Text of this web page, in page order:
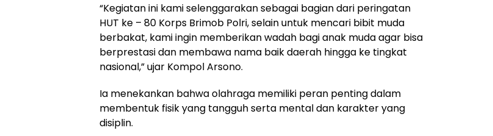
“Kegiatan ini kami selenggarakan sebagai bagian dari peringatan
HUT ke – 80 Korps Brimob Polri, selain untuk mencari bibit muda
berbakat, kami ingin memberikan wadah bagi anak muda agar bisa
berprestasi dan membawa nama baik daerah hingga ke tingkat
nasional,” ujar Kompol Arsono.
Ia menekankan bahwa olahraga memiliki peran penting dalam
membentuk fisik yang tangguh serta mental dan karakter yang
disiplin.